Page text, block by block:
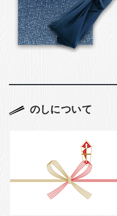
のしについて